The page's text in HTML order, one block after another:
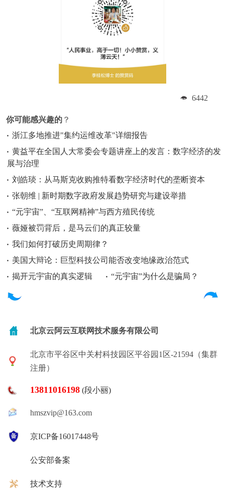
6442
你可能感兴趣的 ？
浙江多地推进"集约运维改革"详细报告
黄益平在全国人大常委会专题讲座上的发言：数字经济的发
展与治理
刘皓琰：从马斯克收购推特看数字经济时代的垄断资本
张朝维 | 新时期数字政府发展趋势研究与建设举措
“元宇宙”、“互联网精神”与西方殖民传统
薇娅被罚背后，是马云们的真正较量
我们如何打破历史周期律？
美国大辩论：巨型科技公司能否改变地缘政治范式
揭开元宇宙的真实逻辑
“元宇宙”为什么是骗局？
北京云阿云互联网技术服务有限公司
北京市平谷区中关村科技园区平谷园1区-21594（集群
注册）
13811016198 (段小丽)
hmszvip@163.com
京ICP备16017448号
公安部备案
技术支持